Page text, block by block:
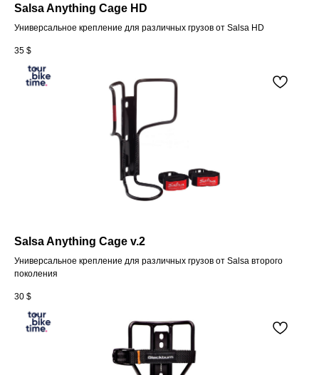
Salsa Anything Cage HD
Универсальное крепление для различных грузов от Salsa HD
35 $
Salsa Anything Cage v.2
Универсальное крепление для различных грузов от Salsa второго
поколения
30 $